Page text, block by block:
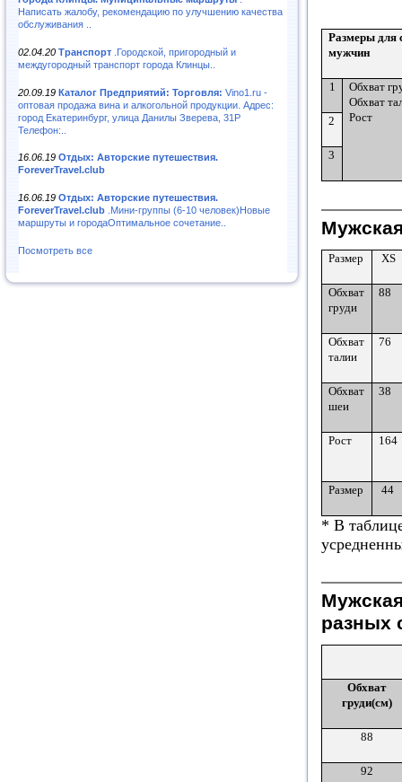
Написать жалобу, рекомендацию по улучшению качества
обслуживания ..
02.04.20 Транспорт .Городской, пригородный и
междугородный транспорт города Клинцы..
20.09.19 Каталог Предприятий: Торговля: Vino1.ru -
оптовая продажа вина и алкогольной продукции. Адрес:
город Екатеринбург, улица Данилы Зверева, 31Р
Телефон:..
16.06.19 Отдых: Авторские путешествия.
ForeverTravel.club
16.06.19 Отдых: Авторские путешествия.
ForeverTravel.club .Мини-группы (6-10 человек)Новые
маршруты и городаОптимальное сочетание..
Посмотреть все
Размеры для
мужчин
1
Обхват
Обхват
Рост
2
3
Размер XS
Обхват
груди
88
Обхват
талии
76
Обхват
шеи
38
Рост 164
Размер 44
* В
разных
Обхват
груди(см)
88
92